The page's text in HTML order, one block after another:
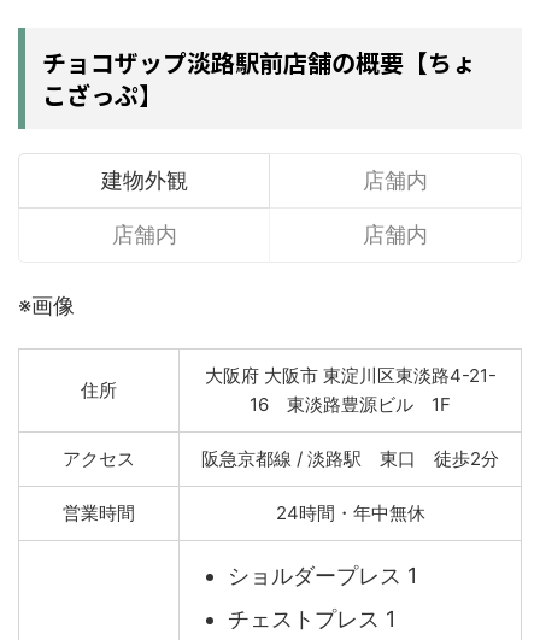
チョコザップ淡路駅前店舗の概要【ちょ
こざっぷ】
建物外観 店舗内
店舗内 店舗内
※画像
住所
大阪府 大阪市 東淀川区東淡路4-21-
16 東淡路豊源ビル 1F
アクセス 阪急京都線 / 淡路駅 東口 徒歩2分
営業時間 24時間・年中無休
ショルダープレス 1
チェストプレス 1